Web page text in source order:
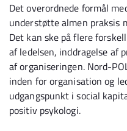
Det overordnede formål
understøtte almen praksis
Det kan ske på flere
af ledelsen, inddragelse af
af organiseringen. Nord-
inden for organisation og
udgangspunkt i social
positiv psykologi.